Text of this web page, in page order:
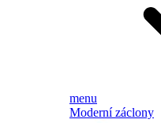
menu
Moderní záclony